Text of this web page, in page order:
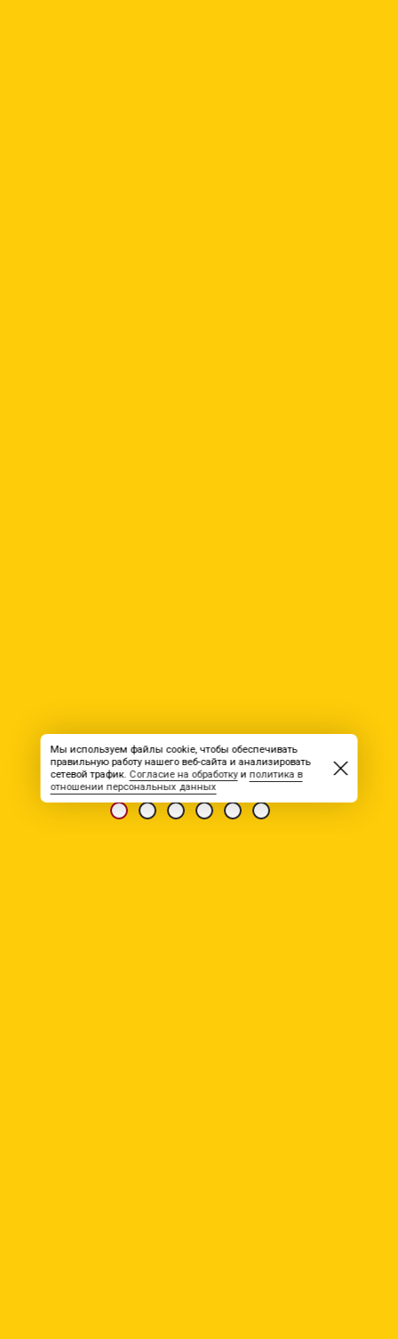
Мы используем файлы cookie, чтобы обеспечивать
правильную работу нашего веб-сайта и анализировать
сетевой трафик. Согласие на обработкуи политика в
отношении персональных данных